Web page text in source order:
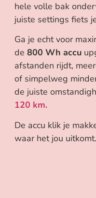
hele volle bak
juiste settings fiets
Ga je echt voor
de 800 Wh accu
afstanden rijdt,
of simpelweg
de juiste
120 km.
De accu klik je
waar het jou uitkomt.